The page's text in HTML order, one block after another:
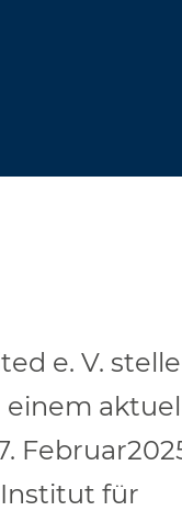
e. V.
Institut für